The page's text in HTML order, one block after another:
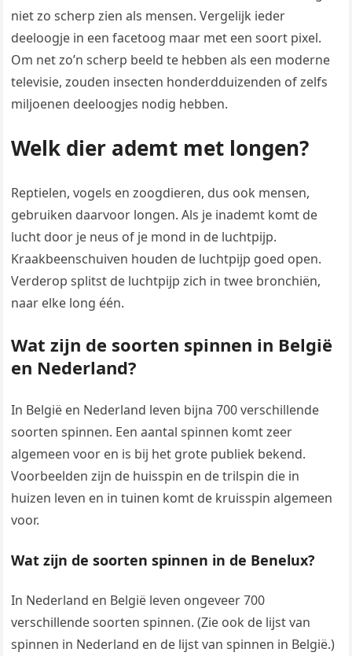
niet zo scherp zien als mensen. Vergelijk ieder
deeloogje in een facetoog maar met een soort pixel.
Om net zo’n scherp beeld te hebben als een moderne
televisie, zouden insecten honderdduizenden of zelfs
miljoenen deeloogjes nodig hebben.
Welk dier ademt met longen?
Reptielen, vogels en zoogdieren, dus ook mensen,
gebruiken daarvoor longen. Als je inademt komt de
lucht door je neus of je mond in de luchtpijp.
Kraakbeenschuiven houden de luchtpijp goed open.
Verderop splitst de luchtpijp zich in twee bronchiën,
naar elke long één.
Wat zijn de soorten spinnen in België
en Nederland?
In België en Nederland leven bijna 700 verschillende
soorten spinnen. Een aantal spinnen komt zeer
algemeen voor en is bij het grote publiek bekend.
Voorbeelden zijn de huisspin en de trilspin die in
huizen leven en in tuinen komt de kruisspin algemeen
voor.
Wat zijn de soorten spinnen in de Benelux?
In Nederland en België leven ongeveer 700
verschillende soorten spinnen. (Zie ook de lijst van
spinnen in Nederland en de lijst van spinnen in België.)